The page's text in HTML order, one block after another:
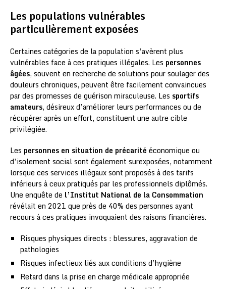
Les populations vulnérables
particulièrement exposées
Certaines catégories de la population s’avèrent plus
vulnérables face à ces pratiques illégales. Les personnes
âgées, souvent en recherche de solutions pour soulager des
douleurs chroniques, peuvent être facilement convaincues
par des promesses de guérison miraculeuse. Les sportifs
amateurs, désireux d’améliorer leurs performances ou de
récupérer après un effort, constituent une autre cible
privilégiée.
Les personnes en situation de précarité économique ou
d’isolement social sont également surexposées, notamment
lorsque ces services illégaux sont proposés à des tarifs
inférieurs à ceux pratiqués par les professionnels diplômés.
Une enquête de l’Institut National de la Consommation
révélait en 2021 que près de 40% des personnes ayant
recours à ces pratiques invoquaient des raisons financières.
Risques physiques directs : blessures, aggravation de
pathologies
Risques infectieux liés aux conditions d’hygiène
Retard dans la prise en charge médicale appropriée